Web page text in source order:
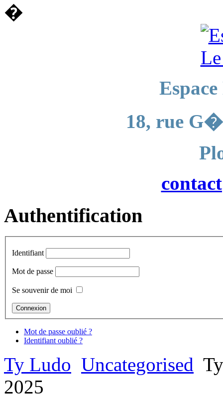
�
18, rue
Authentification
Identifiant
Mot de passe
Se souvenir de moi
Mot de passe oublié ?
Identifiant oublié ?
Ty Ludo Uncategorised
2025